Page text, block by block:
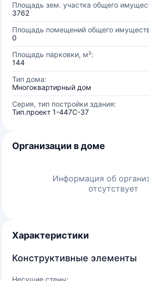
Площадь зем. участка общего
3762
Площадь помещений общего
0
Площадь парковки, м²:
144
Тип дома:
Многоквартирный дом
Серия, тип постройки здания:
Тип.проект 1-447С-37
Организации в доме
Информация об
отсутствует
Характеристики
Конструктивные элементы
Несущие стены: